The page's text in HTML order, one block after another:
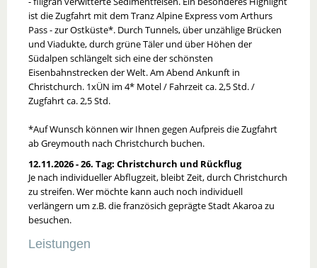
ist die Zugfahrt mit dem Tranz Alpine Express vom Arthurs
Pass - zur Ostküste*. Durch Tunnels, über unzählige Brücken
und Viadukte, durch grüne Täler und über Höhen der
Südalpen schlängelt sich eine der schönsten
Eisenbahnstrecken der Welt. Am Abend Ankunft in
Christchurch. 1xÜN im 4* Motel / Fahrzeit ca. 2,5 Std. /
Zugfahrt ca. 2,5 Std.
*Auf Wunsch können wir Ihnen gegen Aufpreis die Zugfahrt
ab Greymouth nach Christchurch buchen.
12.11.2026 - 26. Tag: Christchurch und Rückflug
Je nach individueller Abflugzeit, bleibt Zeit, durch Christchurch
zu streifen. Wer möchte kann auch noch individuell
verlängern um z.B. die französich geprägte Stadt Akaroa zu
besuchen.
Leistungen